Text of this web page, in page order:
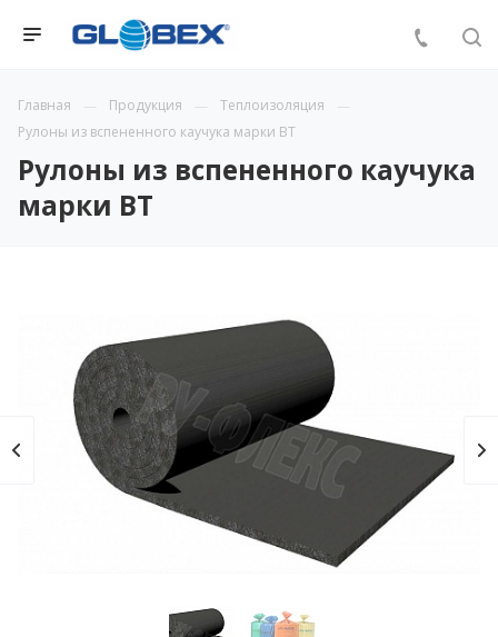
Главная Продукция
Теплоизоляция
Рулоны из вспененного каучука марки ВТ
Рулоны из вспененного каучука
марки ВТ